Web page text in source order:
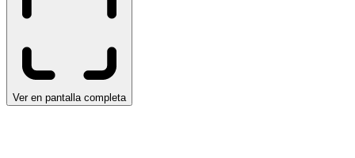
Ver en pantalla completa